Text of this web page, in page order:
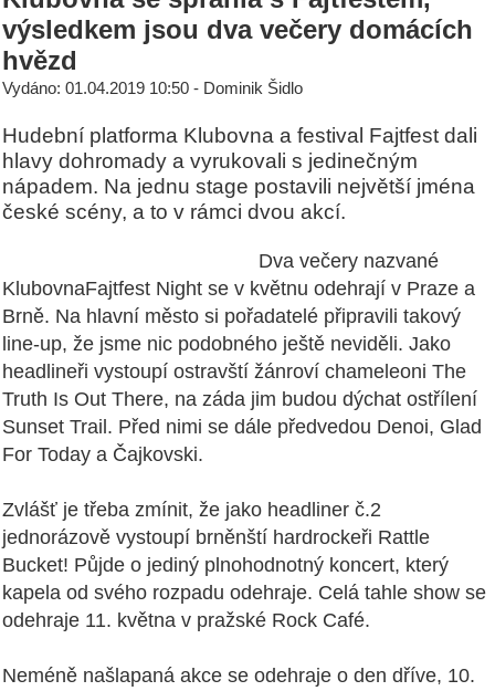
výsledkem jsou dva večery domácích
hvězd
Vydáno: 01.04.2019 10:50 - Dominik Šidlo
Hudební platforma Klubovna a festival Fajtfest dali
hlavy dohromady a vyrukovali s jedinečným
nápadem. Na jednu stage postavili největší jména
české scény, a to v rámci dvou akcí.
Dva večery nazvané
KlubovnaFajtfest Night se v květnu odehrají v Praze a
Brně. Na hlavní město si pořadatelé připravili takový
line-up, že jsme nic podobného ještě neviděli. Jako
headlineři vystoupí ostravští žánroví chameleoni The
Truth Is Out There, na záda jim budou dýchat ostřílení
Sunset Trail. Před nimi se dále předvedou Denoi, Glad
For Today a Čajkovski.
Zvlášť je třeba zmínit, že jako headliner č.2
jednorázově vystoupí brněnští hardrockeři Rattle
Bucket! Půjde o jediný plnohodnotný koncert, který
kapela od svého rozpadu odehraje. Celá tahle show se
odehraje 11. května v pražské Rock Café.
Neméně našlapaná akce se odehraje o den dříve, 10.